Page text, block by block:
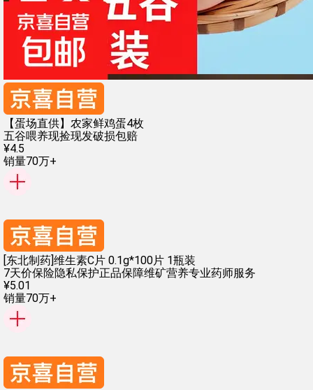
【蛋场直供】农家鲜鸡蛋4枚
五谷喂养现捡现发破损包赔
¥4.5
销量70万+
[东北制药]维生素C片 0.1g*100片 1瓶装
7天价保险隐私保护正品保障维矿营养专业药师服务
¥5.01
销量70万+